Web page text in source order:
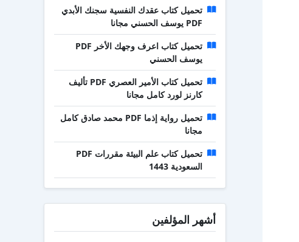
تحميل كتاب عقدك النفسية سجنك الأبدي
PDF يوسف الحسني مجانا
تحميل كتاب اعرف وجهك الأخر PDF
يوسف الحسني
تحميل كتاب الأمير العصري PDF تأليف
كارنز لورد كامل مجانا
تحميل رواية إذما PDF محمد صادق كامل
مجانا
تحميل كتاب علم البيئة مقررات PDF
السعودية 1443
أشهر المؤلفين